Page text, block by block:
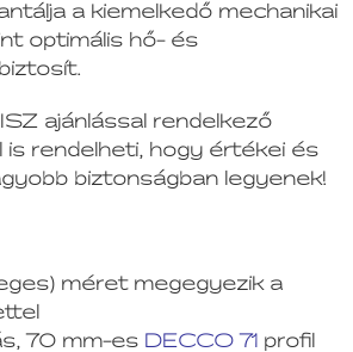
a kiemelkedő mechanikai
optimális hő- és
ajánlással rendelkező
is rendelheti, hogy értékei és
biztonságban legyenek!
méret megegyezik a
70 mm-es DECCO 71 profil